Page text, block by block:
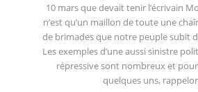
10 mars que devait tenir l’écrivain
n’est qu’un maillon de toute une
de brimades que notre peuple subit
Les exemples d’une aussi sinistre
répressive sont nombreux et pour
quelques uns,